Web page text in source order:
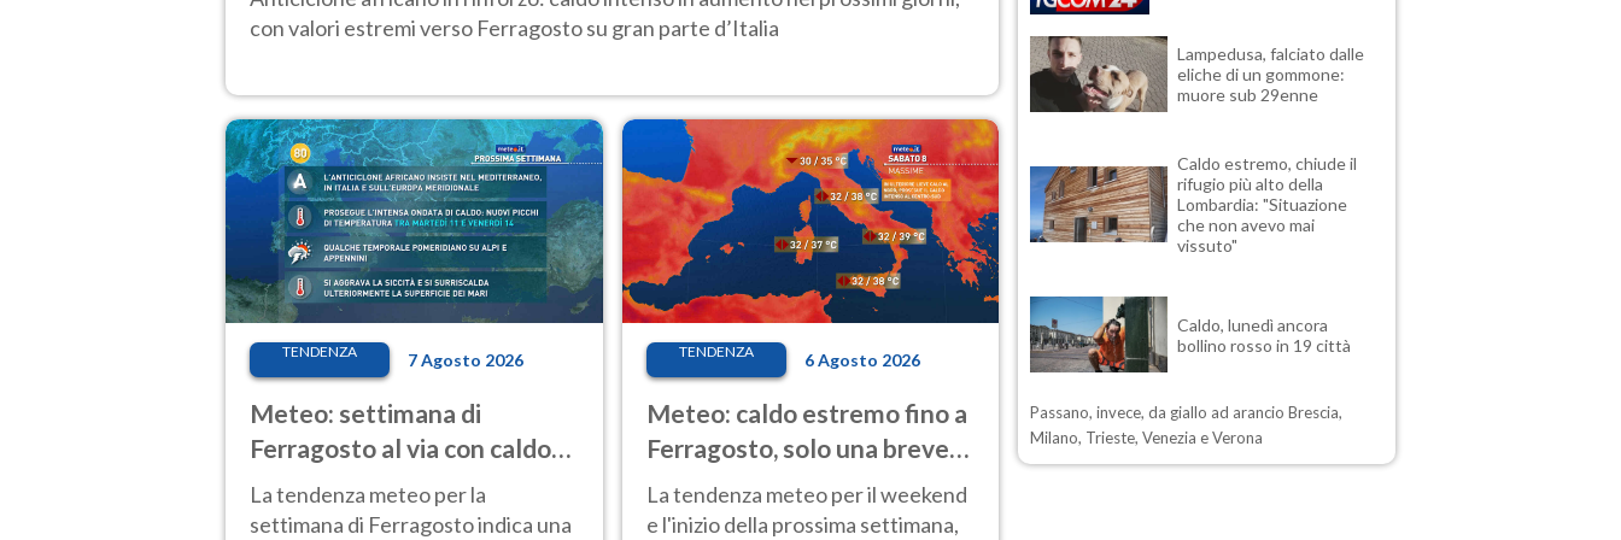
con valori estremi verso Ferragosto su gran parte d’Italia
TENDENZA 7 Agosto 2026
Meteo: settimana di
Ferragosto al via con caldo
intenso e qualche temporale
La tendenza meteo per la
settimana di Ferragosto indica una
TENDENZA 6 Agosto 2026
Meteo: caldo estremo fino a
Ferragosto, solo una breve
pausa. Ecco dove
La tendenza meteo per il weekend
e l'inizio della prossima settimana,
Lampedusa, falciato dalle
eliche di un gommone:
muore sub 29enne
Caldo estremo, chiude il
rifugio più alto della
Lombardia: "Situazione
che non avevo mai
vissuto"
Caldo, lunedì ancora
bollino rosso in 19 città
Passano, invece, da giallo ad arancio Brescia,
Milano, Trieste, Venezia e Verona